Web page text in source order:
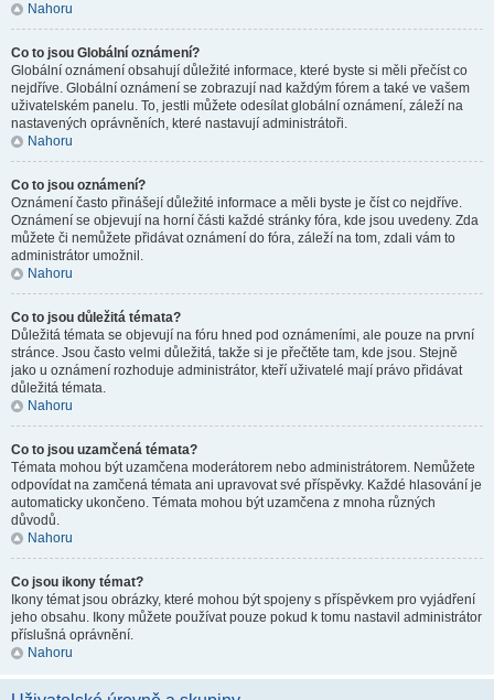
Nahoru
Co to jsou Globální oznámení?
Globální oznámení obsahují důležité informace, které byste si měli přečíst co
nejdříve. Globální oznámení se zobrazují nad každým fórem a také ve vašem
uživatelském panelu. To, jestli můžete odesílat globální oznámení, záleží na
nastavených oprávněních, které nastavují administrátoři.
Nahoru
Co to jsou oznámení?
Oznámení často přinášejí důležité informace a měli byste je číst co nejdříve.
Oznámení se objevují na horní části každé stránky fóra, kde jsou uvedeny. Zda
můžete či nemůžete přidávat oznámení do fóra, záleží na tom, zdali vám to
administrátor umožnil.
Nahoru
Co to jsou důležitá témata?
Důležitá témata se objevují na fóru hned pod oznámeními, ale pouze na první
stránce. Jsou často velmi důležitá, takže si je přečtěte tam, kde jsou. Stejně
jako u oznámení rozhoduje administrátor, kteří uživatelé mají právo přidávat
důležitá témata.
Nahoru
Co to jsou uzamčená témata?
Témata mohou být uzamčena moderátorem nebo administrátorem. Nemůžete
odpovídat na zamčená témata ani upravovat své příspěvky. Každé hlasování je
automaticky ukončeno. Témata mohou být uzamčena z mnoha různých
důvodů.
Nahoru
Co jsou ikony témat?
Ikony témat jsou obrázky, které mohou být spojeny s příspěvkem pro vyjádření
jeho obsahu. Ikony můžete používat pouze pokud k tomu nastavil administrátor
příslušná oprávnění.
Nahoru